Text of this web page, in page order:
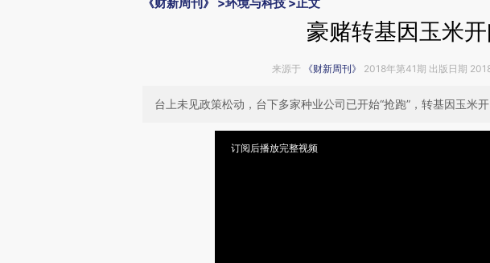
豪赌转基因玉米
来源于 《财新周刊》 2018年第41期 出版日期
台上未见政策松动，台下多家种业公司已开始“抢跑”，转基因玉米
订阅后播放完整视频